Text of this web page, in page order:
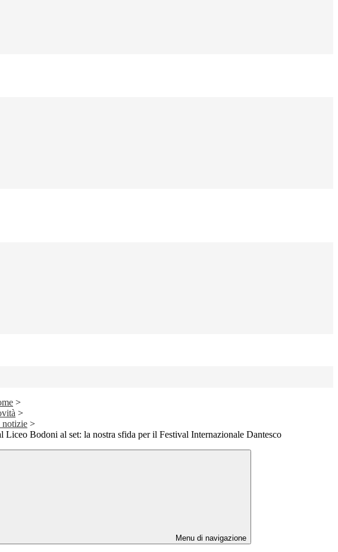
>
>
notizie >
Liceo Bodoni al set: la nostra sfida per il Festival Internazionale Dantesco
Menu di navigazione